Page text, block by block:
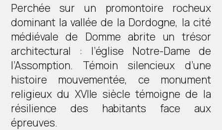
Perchée sur un promontoire rocheux
dominant la vallée de la Dordogne, la cité
médiévale de Domme abrite un trésor
architectural : l’église Notre-Dame de
l’Assomption. Témoin silencieux d’une
histoire mouvementée, ce monument
religieux du XVIIe siècle témoigne de la
résilience des habitants face aux
épreuves.